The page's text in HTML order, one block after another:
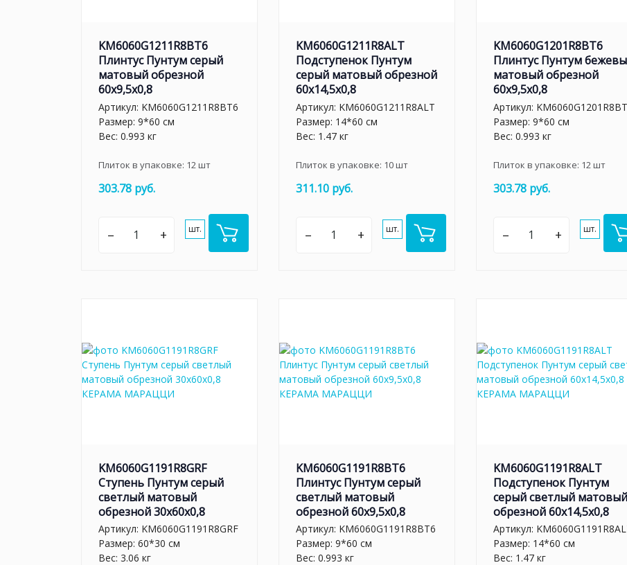
KM6060G1211R8BT6
Плинтус Пунтум серый
матовый обрезной
60x9,5x0,8
Артикул: KM6060G1211R8BT6
Размер: 9*60 см
Вес: 0.993 кг
Плиток в упаковке: 12 шт
303.78 руб.
– + шт.
KM6060G1211R8ALT
Подступенок Пунтум
серый матовый обрезной
60x14,5x0,8
Артикул: KM6060G1211R8ALT
Размер: 14*60 см
Вес: 1.47 кг
Плиток в упаковке: 10шт
311.10 руб.
– + шт.
KM6060G1201R8BT6
Плинтус Пунтум
матовый обрезной
60x9,5x0,8
Артикул:
Размер: 9*60 см
Вес: 0.993 кг
Плиток в упаковке: 12 шт
303.78 руб.
– + шт.
KM6060G1191R8GRF
Ступень Пунтум серый
светлый матовый
обрезной 30x60x0,8
Артикул: KM6060G1191R8GRF
Размер: 60*30 см
Вес: 3.06 кг
KM6060G1191R8BT6
Плинтус Пунтум серый
светлый матовый
обрезной 60x9,5x0,8
Артикул: KM6060G1191R8BT6
Размер: 9*60 см
Вес: 0.993 кг
KM6060G1191R8ALT
Подступенок Пунтум
серый светлый матовый
обрезной 60x14,5x0,8
Артикул:
Размер: 14*60 см
Вес: 1.47 кг